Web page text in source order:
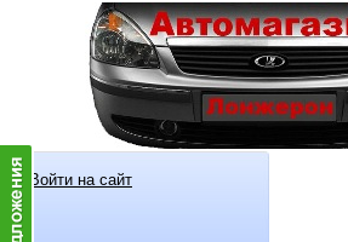
Войти на сайт